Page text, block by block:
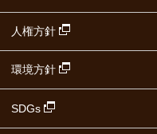
人権方針
環境方針
SDGs